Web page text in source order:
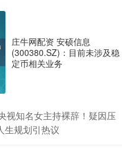
庄牛网配资 安硕信息
(300380.SZ)：目前未涉及稳
定币相关业务
视知名女主持裸辞！疑因压
生规划引热议